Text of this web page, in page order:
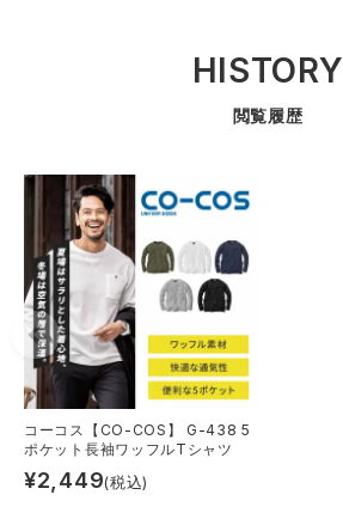
HISTORY
閲覧履歴
コーコス【CO-COS】 G-438 5
ポケット長袖ワッフルTシャツ
¥2,449(税込)